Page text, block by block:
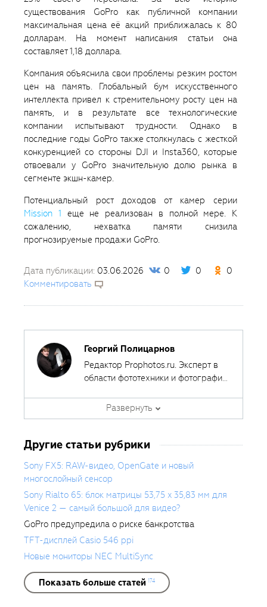
существования GoPro как публичной компании
максимальная цена её акций приближалась к 80
долларам. На момент написания статьи она
составляет 1,18 доллара.
Компания объяснила свои проблемы резким ростом
цен на память. Глобальный бум искусственного
интеллекта привел к стремительному росту цен на
память, и в результате все технологические
компании испытывают трудности. Однако в
последние годы GoPro также столкнулась с жесткой
конкуренцией со стороны DJI и Insta360, которые
отвоевали у GoPro значительную долю рынка в
сегменте экшн-камер.
Потенциальный рост доходов от камер серии
Mission 1 еще не реализован в полной мере. К
сожалению, нехватка памяти снизила
прогнозируемые продажи GoPro.
Дата публикации: 03.06.2026 0 0
0
Комментировать
Георгий Полицарнов
Редактор Prophotos.ru. Эксперт в
области фототехники и фотографии,
фотооборудования с 2007 года.
Является автором ряда обучающих
Развернуть
Другие статьи рубрики
Sony FX5: RAW-видео, OpenGate и новый
многослойный сенсор
Sony Rialto 65: блок матрицы 53,75 x 35,83 мм для
Venice 2 — самый большой для видео?
GoPro предупредила о риске банкротства
TFT-дисплей Casio 546 ppi
Новые мониторы NEC MultiSync
Показать больше статей 174